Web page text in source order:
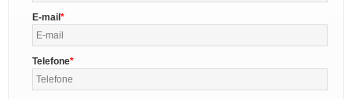
E-mail
Telefone